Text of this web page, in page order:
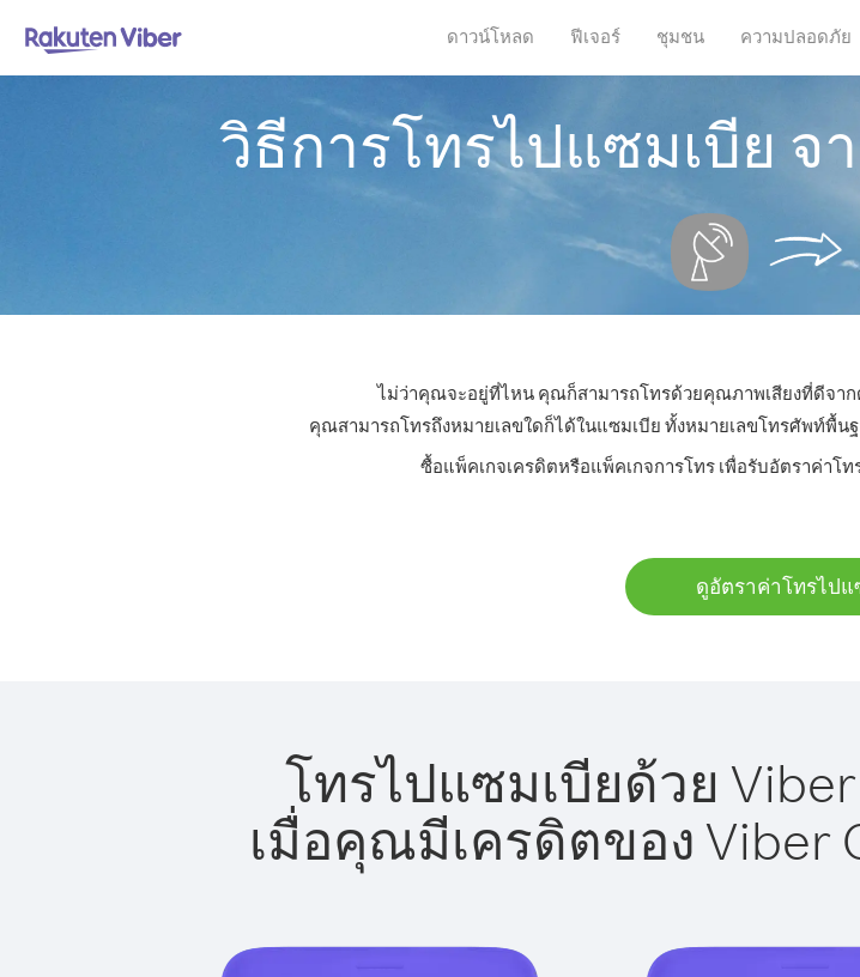
ดาวน์โหลด ฟีเจอร์ ชุมชน ความปลอดภัย
วิธีการโทรไปแซมเบีย จ
ไม่ว่าคุณจะอยู่ที่ไหน คุณก็สามารถโทรด้วยคุณภาพเสียงที่ดีจาก
คุณสามารถโทรถึงหมายเลขใดก็ได้ในแซมเบีย ทั้งหมายเลขโทรศัพท์พื้น
ซื้อแพ็คเกจเครดิตหรือแพ็คเกจการโทร เพื่อรับอัตราค่า
ดูอัตราค่าโทรไปแ
โทรไปแซมเบียด้วย
เมื่อคุณมีเครดิตของ Viber